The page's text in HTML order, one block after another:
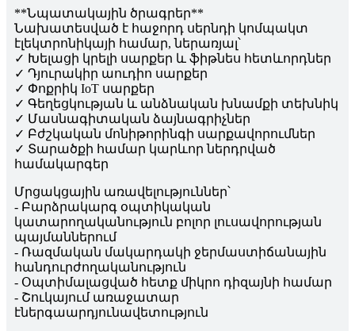
**Նպատակային ծրագրեր**
Նախատեսված է հաջորդ սերնդի կոմպակտ
էլեկտրոնիկայի համար, ներառյալ՝
✓ Խելացի կրելի սարքեր և ֆիթնես հետևորդներ
✓ Դյուրակիր աուդիո սարքեր
✓ Փոքրիկ IoT սարքեր
✓ Գեղեցկության և անձնական խնամքի տեխնիկ
✓ Մասնագիտական ​​ձայնագրիչներ
✓ Բժշկական մոնիթորինգի սարքավորումներ
✓ Տարածքի համար կարևոր ներդրված
համակարգեր
Մրցակցային առավելություններ՝
- Բարձրակարգ օպտիկական
կատարողականություն բոլոր լուսավորության
պայմաններում
- Ռազմական մակարդակի ջերմաստիճանային
հանդուրժողականություն
- Օպտիմալացված հետք միկրո դիզայնի համար
- Շուկայում առաջատար
էներգաարդյունավետություն